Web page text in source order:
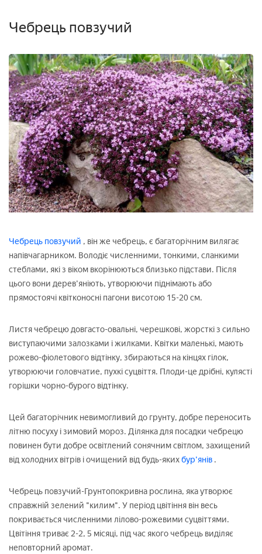
Чебрець повзучий
Чебрець повзучий , він же чебрець, є багаторічним вилягає
напівчагарником. Володіє численними, тонкими, сланкими
стеблами, які з віком вкорінюються близько підстави. Після
цього вони дерев'яніють, утворюючи піднімають або
прямостоячі квітконосні пагони висотою 15-20 см.
Листя чебрецю довгасто-овальні, черешкові, жорсткі з сильно
виступаючими залозками і жилками. Квітки маленькі, мають
рожево-фіолетового відтінку, збираються на кінцях гілок,
утворюючи головчатие, пухкі суцвіття. Плоди-це дрібні, кулясті
горішки чорно-бурого відтінку.
Цей багаторічник невимогливий до грунту, добре переносить
літню посуху і зимовий мороз. Ділянка для посадки чебрецю
повинен бути добре освітлений сонячним світлом, захищений
від холодних вітрів і очищений від будь-якихбур'янів .
Чебрець повзучий-Грунтопокривна рослина, яка утворює
справжній зелений "килим". У період цвітіння він весь
покривається численними лілово-рожевими суцвіттями.
Цвітіння триває 2-2, 5 місяці, під час якого чебрець виділяє
неповторний аромат.